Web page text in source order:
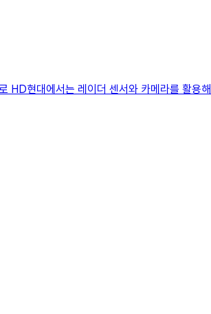
HD현대에서는 레이더 센서와 카메라를 활용